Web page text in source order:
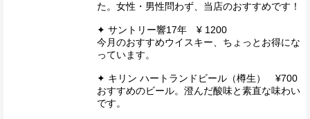
た。女性・男性問わず、当店のおすすめです！
✦ サントリー響17年 ¥ 1200
今月のおすすめウイスキー、ちょっとお得にな
っています。
✦ キリン ハートランドビール（樽生） ¥700
おすすめのビール。澄んだ酸味と素直な味わい
です。